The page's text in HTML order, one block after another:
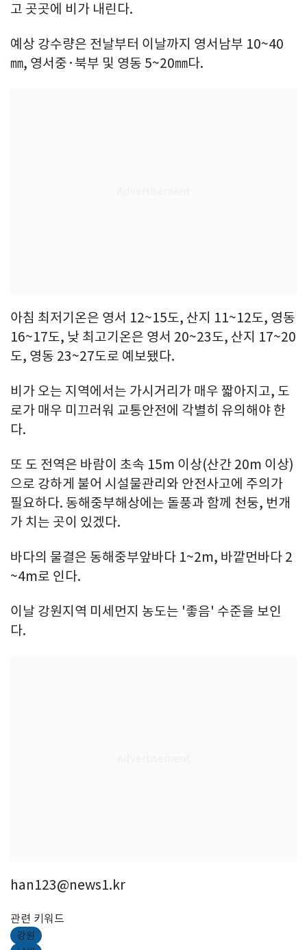
고 곳곳에 비가 내린다.
예상 강수량은 전날부터 이날까지 영서남부 10~40
㎜, 영서중·북부 및 영동 5~20㎜다.
아침 최저기온은 영서 12~15도, 산지 11~12도, 영동
16~17도, 낮 최고기온은 영서 20~23도, 산지 17~20
도, 영동 23~27도로 예보됐다.
비가 오는 지역에서는 가시거리가 매우 짧아지고, 도
로가 매우 미끄러워 교통안전에 각별히 유의해야 한
다.
또 도 전역은 바람이 초속 15m 이상(산간 20m 이상)
으로 강하게 불어 시설물관리와 안전사고에 주의가
필요하다. 동해중부해상에는 돌풍과 함께 천둥, 번개
가 치는 곳이 있겠다.
바다의 물결은 동해중부앞바다 1~2m, 바깥먼바다 2
~4m로 인다.
이날 강원지역 미세먼지 농도는 '좋음' 수준을 보인
다.
han123@news1.kr
관련 키워드
강원